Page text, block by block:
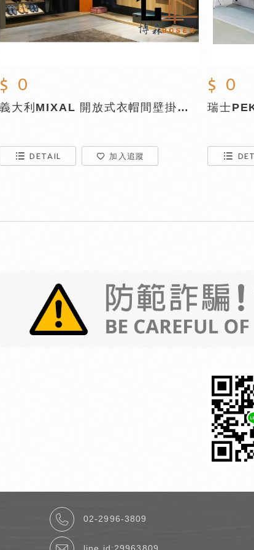
$ 0
義大利MIXAL 開放式衣帽間壁掛系統五金VERTIKO
DETAIL 加入追蹤
$ 0
瑞士
02-2996-3809
line id:29963809